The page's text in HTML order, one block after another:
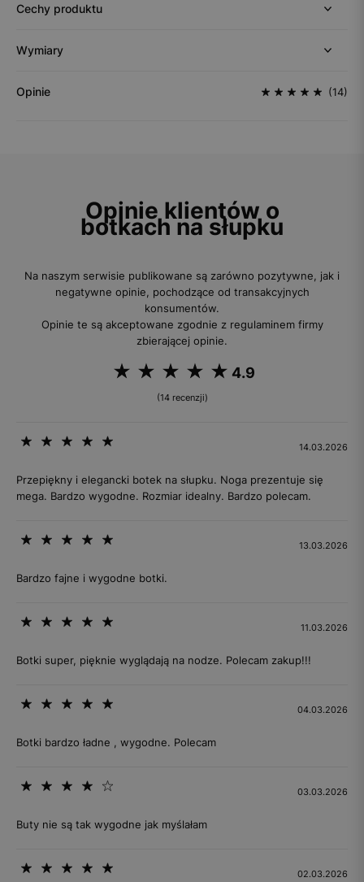
Cechy produktu
Wymiary
Opinie (14)
Opinie klientów o
botkach na słupku
Na naszym serwisie publikowane są zarówno pozytywne, jak i
negatywne opinie, pochodzące od transakcyjnych
konsumentów.
Opinie te są akceptowane zgodnie z regulaminem firmy
zbierającej opinie.
4.9
(14 recenzji)
14.03.2026
Przepiękny i elegancki botek na słupku. Noga prezentuje się
mega. Bardzo wygodne. Rozmiar idealny. Bardzo polecam.
13.03.2026
Bardzo fajne i wygodne botki.
11.03.2026
Botki super, pięknie wyglądają na nodze. Polecam zakup!!!
04.03.2026
Botki bardzo ładne , wygodne. Polecam
03.03.2026
Buty nie są tak wygodne jak myślałam
02.03.2026